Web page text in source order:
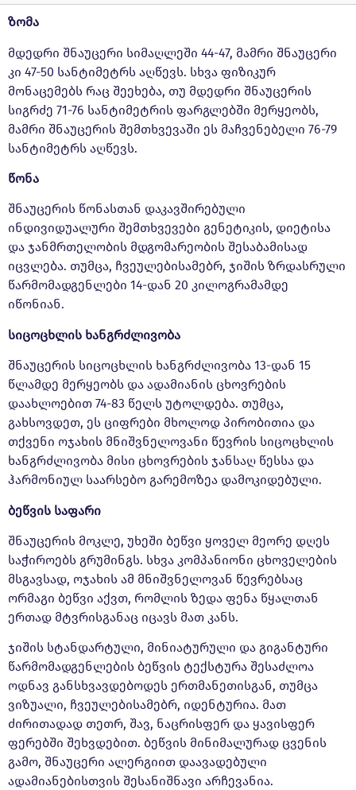
ზომა
მდედრი შნაუცერი სიმაღლეში 44-47, მამრი შნაუცერი
კი 47-50 სანტიმეტრს აღწევს. სხვა ფიზიკურ
მონაცემებს რაც შეეხება, თუ მდედრი შნაუცერის
სიგრძე 71-76 სანტიმეტრის ფარგლებში მერყეობს,
მამრი შნაუცერის შემთხვევაში ეს მაჩვენებელი 76-79
სანტიმეტრს აღწევს.
წონა
შნაუცერის წონასთან დაკავშირებული
ინდივიდუალური შემთხვევები გენეტიკის, დიეტისა
და ჯანმრთელობის მდგომარეობის შესაბამისად
იცვლება. თუმცა, ჩვეულებისამებრ, ჯიშის ზრდასრული
წარმომადგენლები 14-დან 20 კილოგრამამდე
იწონიან.
სიცოცხლის ხანგრძლივობა
შნაუცერის სიცოცხლის ხანგრძლივობა 13-დან 15
წლამდე მერყეობს და ადამიანის ცხოვრების
დაახლოებით 74-83 წელს უტოლდება. თუმცა,
გახსოვდეთ, ეს ციფრები მხოლოდ პირობითია და
თქვენი ოჯახის მნიშვნელოვანი წევრის სიცოცხლის
ხანგრძლივობა მისი ცხოვრების ჯანსაღ წესსა და
ჰარმონიულ საარსებო გარემოზეა დამოკიდებული.
ბეწვის საფარი
შნაუცერის მოკლე, უხეში ბეწვი ყოველ მეორე დღეს
საჭიროებს გრუმინგს. სხვა კომპანიონი ცხოველების
მსგავსად, ოჯახის ამ მნიშვნელოვან წევრებსაც
ორმაგი ბეწვი აქვთ, რომლის ზედა ფენა წყალთან
ერთად მტვრისგანაც იცავს მათ კანს.
ჯიშის სტანდარტული, მინიატურული და გიგანტური
წარმომადგენლების ბეწვის ტექსტურა შესაძლოა
ოდნავ განსხვავდებოდეს ერთმანეთისგან, თუმცა
ვიზუალი, ჩვეულებისამებრ, იდენტურია. მათ
ძირითადად თეთრ, შავ, ნაცრისფერ და ყავისფერ
ფერებში შეხვდებით. ბეწვის მინიმალურად ცვენის
გამო, შნაუცერი ალერგიით დაავადებული
ადამიანებისთვის შესანიშნავი არჩევანია.